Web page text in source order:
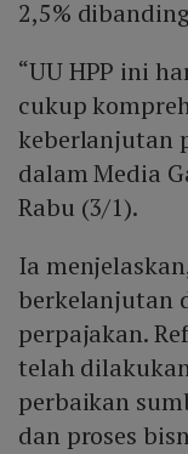
2,5%
“UU HPP ini
cukup
keberlanjutan
dalam Media
Rabu (3/1).
Ia
berkelanjutan
perpajakan.
telah
perbaikan
dan proses